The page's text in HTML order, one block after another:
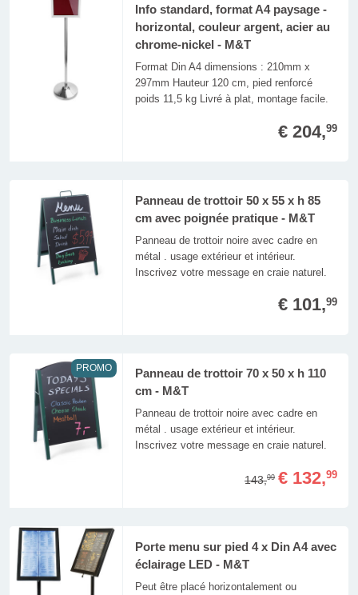
Info standard, format A4 paysage -
horizontal, couleur argent, acier au
chrome-nickel - M&T
Format Din A4 dimensions : 210mm x
297mm Hauteur 120 cm, pied renforcé
poids 11,5 kg Livré à plat, montage facile.
€ 204,99
Panneau de trottoir 50 x 55 x h 85
cm avec poignée pratique - M&T
Panneau de trottoir noire avec cadre en
métal . usage extérieur et intérieur.
Inscrivez votre message en craie naturel.
€ 101,99
PROMO
Panneau de trottoir 70 x 50 x h 110
cm - M&T
Panneau de trottoir noire avec cadre en
métal . usage extérieur et intérieur.
Inscrivez votre message en craie naturel.
143,99 € 132,99
Porte menu sur pied 4 x Din A4 avec
éclairage LED - M&T
Peut être placé horizontalement ou